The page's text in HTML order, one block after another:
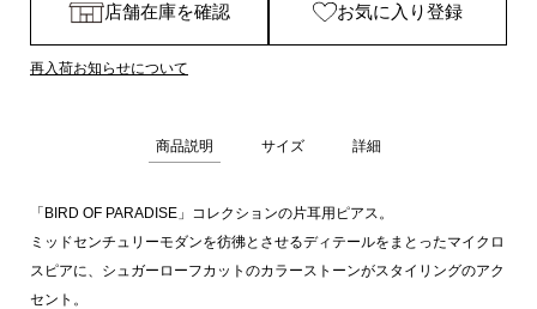
店舗在庫を確認 お気に入り登録
再入荷お知らせについて
商品説明 サイズ 詳細
「BIRD OF PARADISE」コレクションの片耳用ピアス。
ミッドセンチュリーモダンを彷彿とさせるディテールをまとったマイクロ
スピアに、シュガーローフカットのカラーストーンがスタイリングのアク
セント。